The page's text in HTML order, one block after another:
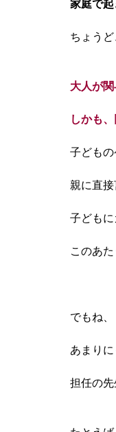
家庭で起
ちょうど
大人が
しかも
子ども
親に直
子ども
このあ
でもね、
あまり
担任の先